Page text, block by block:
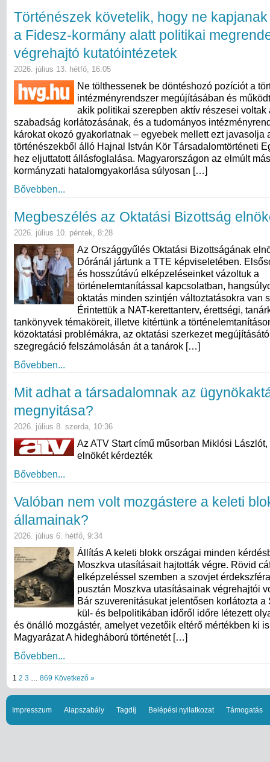
Történészek követelik, hogy ne
a Fidesz-kormány alatt politikai
végrehajtó kutatóintézetek
2026. július 13. hétfő, 16:05
Ne tölthessenek be döntéshozó pozíciót a
intézményrendszer megújításában és
akik politikai szerepben aktív részesei voltak
szabadság korlátozásának, és a tudományos
károkat okozó gyakorlatnak – egyebek mellett ezt javasolja
történészekből álló Hajnal István Kör Társadalomtörténeti
hez eljuttatott állásfoglalása. Magyarországon az elmúlt
kormányzati hatalomgyakorlása súlyosan […]
Bővebben...
Megbeszélés az Oktatási Bizottság
2026. július 10. péntek, 8:28
Az Országgyűlés Oktatási Bizottságának
Dóránál jártunk a TTE képviseletében.
és hosszútávú elképzeléseinket vázoltuk a
történelemtanítással kapcsolatban,
oktatás minden szintjén változtatásokra van
Érintettük a NAT-kerettanterv, érettségi,
tankönyvek témaköreit, illetve kitértünk a
közoktatási problémákra, az oktatási szerkezet
szegregáció felszámolásán át a tanárok […]
Bővebben...
Mit adhat a társadalomnak az
megnyitása?
2026. július 8. szerda, 10:36
Az ATV Start című műsorban Miklósi Lászlót,
elnökét kérdezték
Bővebben...
Valóban nem volt mozgástere a keleti
államainak?
2026. július 6. hétfő, 9:34
Állítás A keleti blokk országai minden
Moszkva utasításait hajtották végre. Rövid
elképzeléssel szemben a szovjet
pusztán Moszkva utasításainak végrehajtói
Bár szuverenitásukat jelentősen korlátozta a
kül- és belpolitikában időről időre létezett
és önálló mozgástér, amelyet vezetőik eltérő mértékben ki
Magyarázat A hidegháború történetét […]
Bővebben...
1 2 3 869 Következő »
Impresszum Alapszabály Tagdíj Belépési nyilatkozat Támogatás